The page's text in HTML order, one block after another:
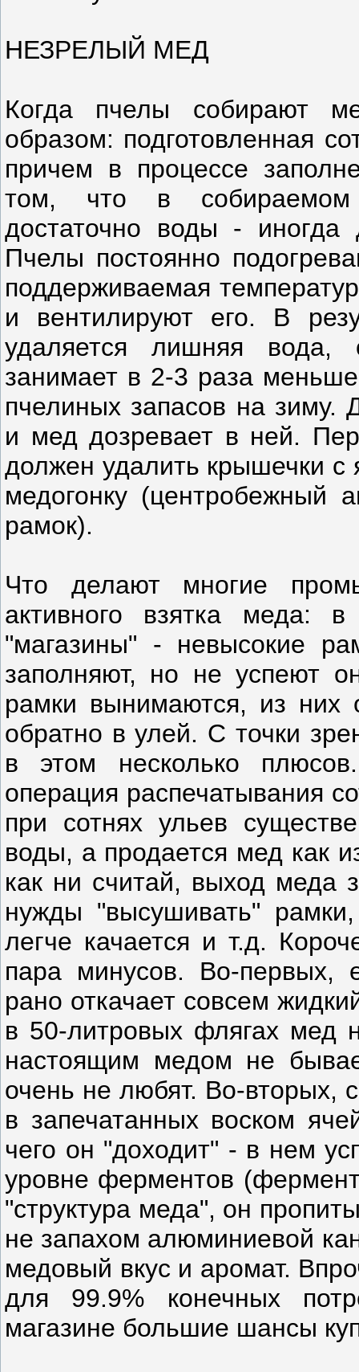
НЕЗРЕЛЫЙ МЕД
Когда пчелы собирают
образом: подготовленная
причем в процессе
том, что в собираемом
достаточно воды -
Пчелы постоянно
поддерживаемая
и вентилируют его. В
удаляется лишняя
занимает в 2-3 раза
пчелиных запасов на зиму.
и мед дозревает в ней.
должен удалить крышечки с
медогонку (центробежный
рамок).
Что делают многие
активного взятка меда:
"магазины" - невысокие
заполняют, но не успеют
рамки вынимаются, из них
обратно в улей. С точки
в этом несколько
операция распечатывания
при сотнях ульев
воды, а продается мед как
как ни считай, выход меда
нужды "высушивать"
легче качается и т.д.
пара минусов. Во-первых,
рано откачает совсем
в 50-литровых флягах мед
настоящим медом не
очень не любят. Во-вторых,
в запечатанных воском
чего он "доходит" - в нем
уровне ферментов
"структура меда", он
не запахом алюминиевой
медовый вкус и аромат.
для 99.9% конечных
магазине большие шансы